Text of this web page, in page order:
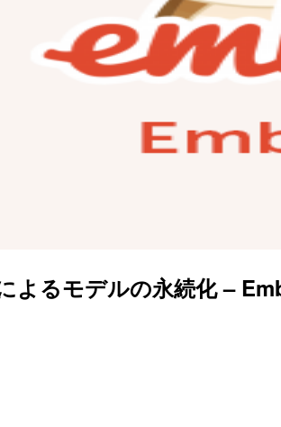
よるモデルの永続化 –